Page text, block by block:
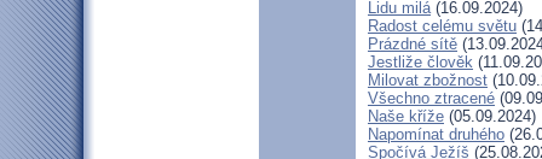
Lidu milá(16.09.2024)
Radost celému světu
Prázdné sítě
Jestliže člověk
Milovat zbožnost
Všechno ztracené
Naše kříže (05.09.2024)
Napomínat druhého
Spočívá Ježíš